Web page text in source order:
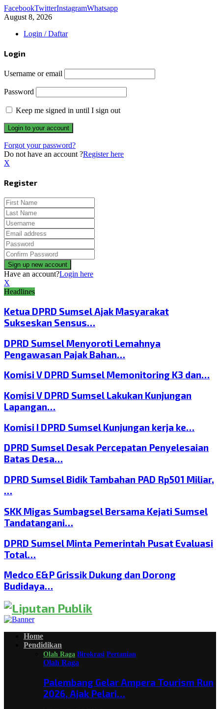
FacebookTwitterInstagramWhatsapp
August 8, 2026
Login / Daftar
Login
Username or email
Password
Keep me signed in until I sign out
Forgot your password?
Do not have an account ?Register here
X
Register
Have an account?Login here
X
Headlines
Ketua DPRD Sumsel Ajak Masyarakat
Sukseskan Sensus…
DPRD Sumsel Menyoroti Lemahnya
Pengawasan Pajak Bahan…
Komisi V DPRD Sumsel Memonitoring K3 dan…
Komisi V DPRD Sumsel Lakukan Kunjungan
Lapangan…
Komisi I DPRD Sumsel Kunjungan kerja ke…
DPRD Sumsel Desak Percepatan Penyelesaian
Batas Desa…
DPRD Sumsel Bidik Tambahan PAD Rp501 Miliar,
…
SKK Migas Sumbagsel Bersama Kejati Sumsel
Tandatangani…
DPRD Sumsel Minta Pemerintah Pusat Evaluasi
Total…
Medco E&P Grissik Dukung dan Dorong
Budidaya…
Home
Pendidikan
Olah Raga Birokrasi Pertanian
Olah Raga
Palembang Gelar Ampera Tourism Run
2026, Ajak Pelari…